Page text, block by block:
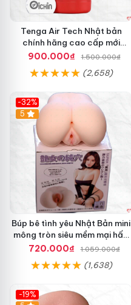
Tenga Air Tech Nhật bản
chính hãng cao cấp mới
nguyên seal giá tốt
900.000₫ 1.500.000₫
(2,658)
-32%
Hot
5
Búp bê tình yêu Nhật Bản mini
mông tròn siêu mềm mại hấp
dẫn
720.000₫ 1.059.000₫
(1,638)
-19%